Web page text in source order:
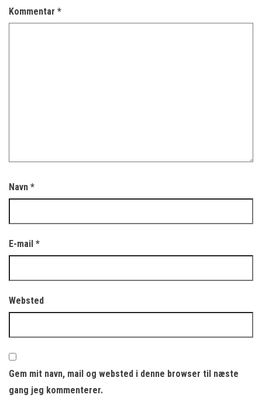
Kommentar *
Navn *
E-mail *
Websted
Gem mit navn, mail og websted i denne browser til næste
gang jeg kommenterer.